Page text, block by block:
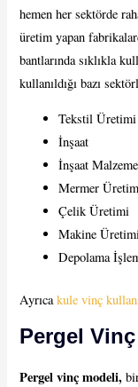
hemen her sektörde
üretim yapan
bantlarında sıklıkla
kullanıldığı bazı
Tekstil Üretimi
İnşaat
İnşaat
Mermer
Çelik Üretimi
Makine
Depolama
Ayrıcakule vinç
Pergel
Pergel vinç modeli,